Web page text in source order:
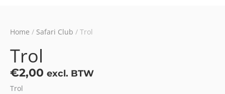
Home / Safari Club / Trol
Trol
€2,00 excl. BTW
Trol